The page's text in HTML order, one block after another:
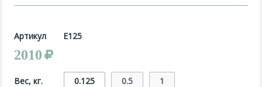
Артикул E125
2010
Вес, кг. 0.125 0.5 1